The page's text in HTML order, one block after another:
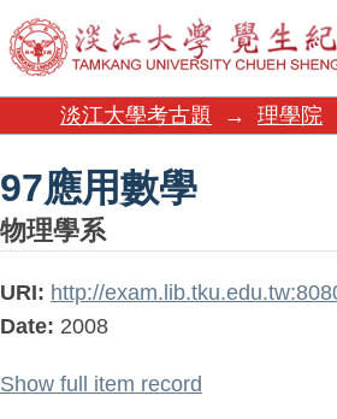
97應用數學
淡江大學考古題 → 理學院
97應用數學
物理學系
URI: http://
Date: 2008
Show full item record